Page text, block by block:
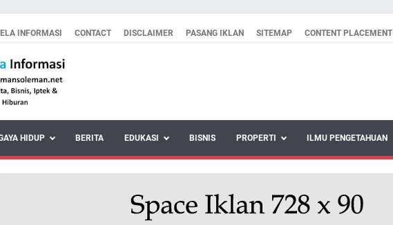
INFORMASI CONTACT DISCLAIMER PASANG IKLAN SITEMAP CONTENT PLACEMENT
HIDUP BERITA EDUKASI BISNIS PROPERTI ILMU PENGETAHUAN